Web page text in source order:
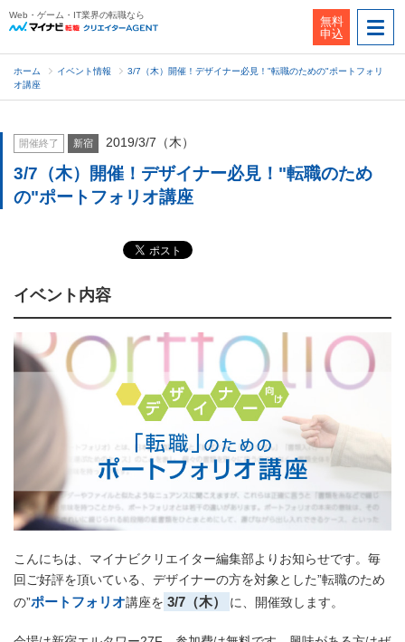
Web・ゲーム・IT業界の転職なら
無料
申込
ホーム イベント情報
3/7（木）開催！デザイナー必見！"転職のための"ポートフォリ
オ講座
開催終了 新宿 2019/3/7（木）
3/7（木）開催！デザイナー必見！"転職のため
の"ポートフォリオ講座
イベント内容
こんにちは、マイナビクリエイター編集部よりお知らせです。毎
回ご好評を頂いている、デザイナーの方を対象とした”転職のため
の”ポートフォリオ講座を 3/7（木） に、開催致します。